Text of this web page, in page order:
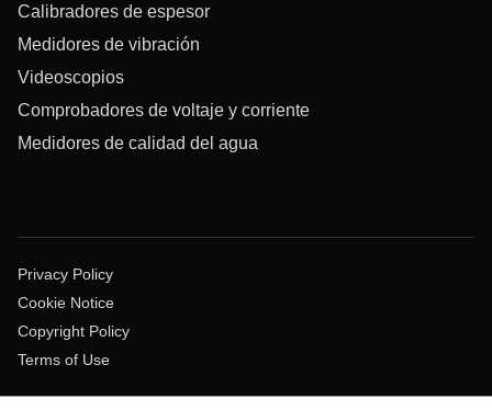
Calibradores de espesor
Medidores de vibración
Videoscopios
Comprobadores de voltaje y corriente
Medidores de calidad del agua
Privacy Policy
Cookie Notice
Copyright Policy
Terms of Use